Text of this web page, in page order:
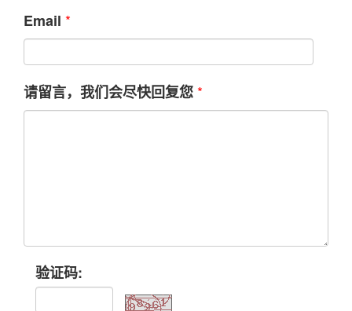
Email *
请留言，我们会尽快回复您 *
验证码: